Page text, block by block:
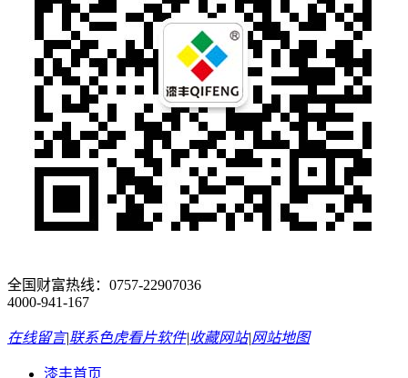
全国财富热线： 0757-22907036
4000-941-167
在线留言|联系色虎看片软件|收藏网站|网站地图
漆丰首页